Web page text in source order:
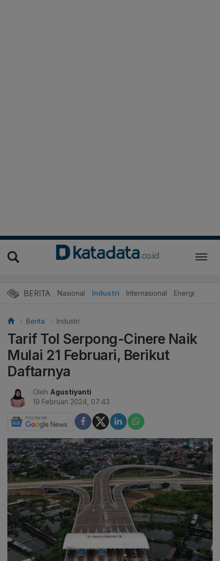
BERITA Nasional Industri Internasional Energi
Berita Industri
Tarif Tol Serpong-Cinere Naik
Mulai 21 Februari, Berikut
Daftarnya
Oleh Agustiyanti
19 Februari 2024, 07:43